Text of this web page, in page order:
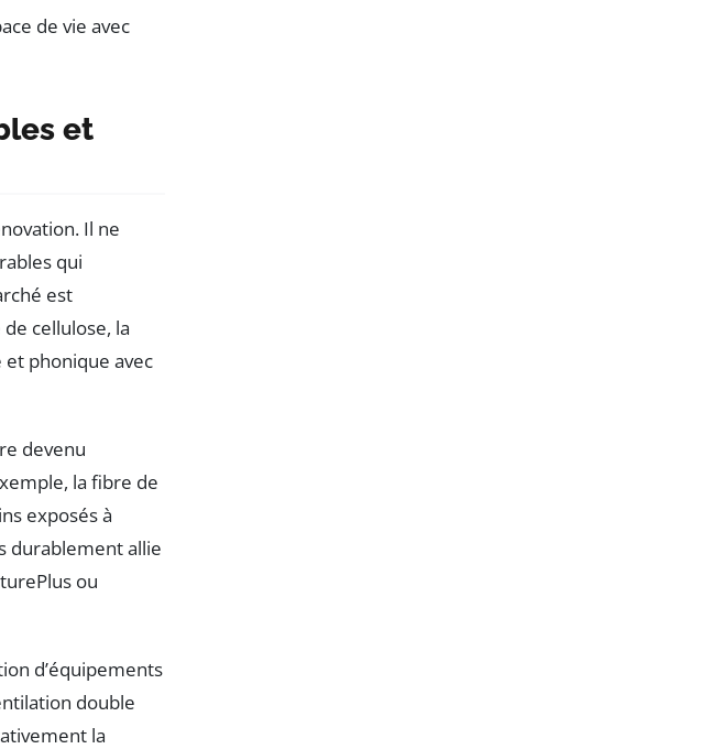
et
Il ne
qui
est
cellulose, la
phonique avec
devenu
la fibre de
exposés à
durablement allie
ou
d’équipements
double
la